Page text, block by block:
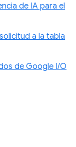
de IA para el
a la tabla
de Google I/O